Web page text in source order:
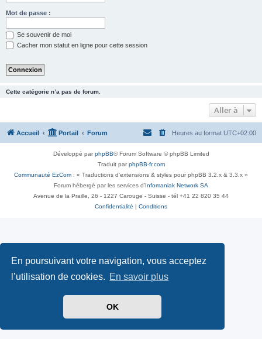
En poursuivant votre navigation, vous acceptez
l’utilisation de cookies. En savoir plus
OK
Mot de passe :
Se souvenir de moi
Cacher mon statut en ligne pour cette session
Cette catégorie n’a pas de forum.
Aller à
Accueil Portail Forum Heures au format UTC+02:00
Développé parphpBB® Forum Software © phpBB Limited
Traduit parphpBB-fr.com
Communauté EzCom : « Traductions d'extensions & styles pour phpBB 3.2.x & 3.3.x »
Forum hébergé par les services d’ Infomaniak Network SA
Avenue de la Praille, 26 - 1227 Carouge - Suisse - tél +41 22 820 35 44
Confidentialité
Conditions